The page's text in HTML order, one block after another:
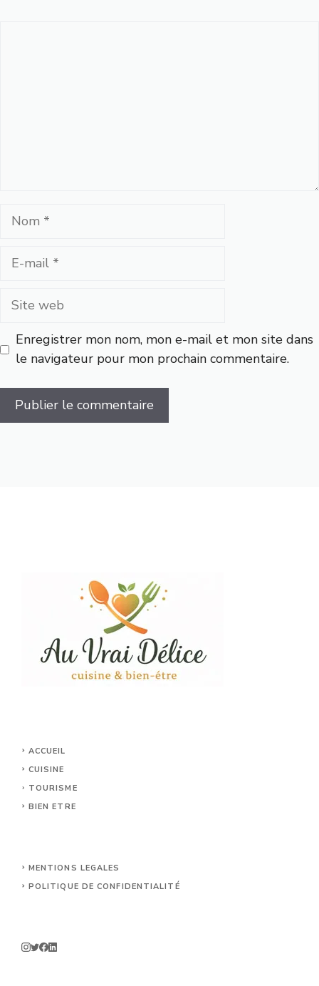
Nom
Site
Enregistrer mon nom, mon e-mail et mon site dans
le navigateur pour mon prochain commentaire.
ACCUEIL
CUISINE
TOURISME
BIEN ETRE
MENTIONS LEGALES
POLITIQUE DE CONFIDENTIALITÉ